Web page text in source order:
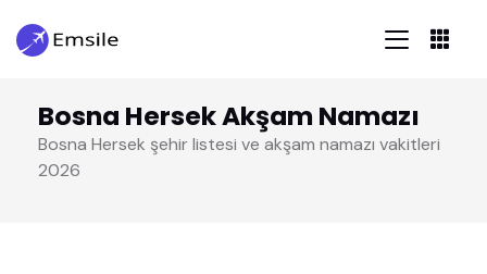
Bosna Hersek Akşam Namazı
Bosna Hersek şehir listesi ve akşam namazı vakitleri
2026